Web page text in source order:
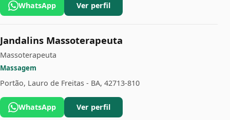
WhatsApp Ver perfil
Jandalins Massoterapeuta
Massoterapeuta
Massagem
Portão, Lauro de Freitas - BA, 42713-810
WhatsApp Ver perfil